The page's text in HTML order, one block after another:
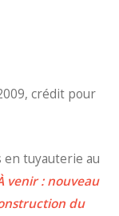
crédit pour
tuyauterie au
venir : nouveau
du